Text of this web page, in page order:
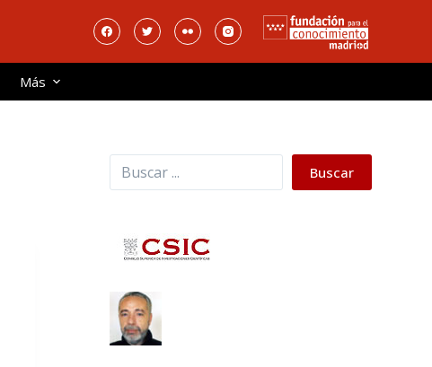
Más
Buscar Buscar